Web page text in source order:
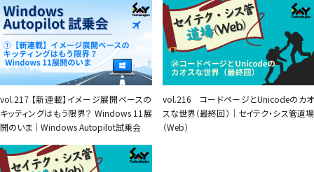
vol.217 【新連載】イメージ展開ベースの
キッティングはもう限界？ Windows 11展
開のいま｜Windows Autopilot試乗会
vol.216 コードページとUnicodeのカオ
スな世界（最終回）｜セイテク・シス管道場
（Web）